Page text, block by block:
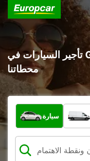
تأجير السيارات في Gârbovi : اكتشف جميع
محطاتنا
ما نوع المركبة؟
سيارة